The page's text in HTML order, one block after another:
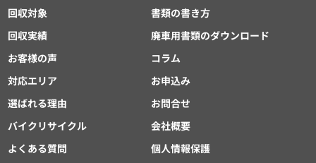
回収対象
回収実績
お客様の声
対応エリア
選ばれる理由
バイクリサイクル
よくある質問
書類の書き方
廃車用書類のダウンロード
コラム
お申込み
お問合せ
会社概要
個人情報保護